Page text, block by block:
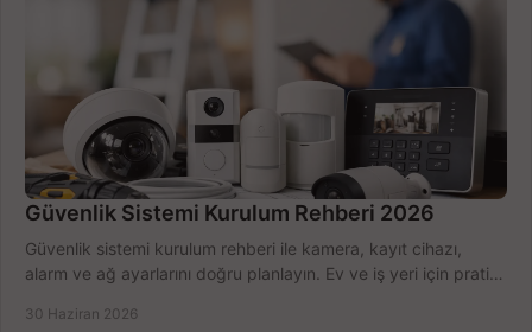
Güvenlik Sistemi Kurulum Rehberi 2026
Güvenlik sistemi kurulum rehberi ile kamera, kayıt cihazı,
alarm ve ağ ayarlarını doğru planlayın. Ev ve iş yeri için pratik
30 Haziran 2026